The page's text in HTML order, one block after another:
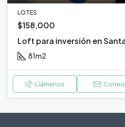
LOTES
$158,000
81m2
Llámenos Correo